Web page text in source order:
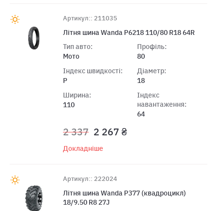
Артикул:: 211035
Лiтня шина Wanda P6218 110/80 R18 64R
Тип авто:
Мото
Індекс швидкості:
P
Ширина:
110
Профіль:
80
Діаметр:
18
Індекс
навантаження:
64
2 337 2 267 ₴
Докладніше
Артикул:: 222024
Лiтня шина Wanda P377 (квадроцикл)
18/9.50 R8 27J